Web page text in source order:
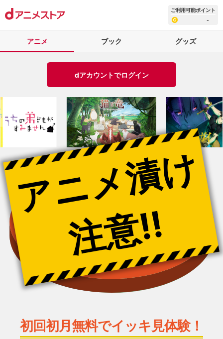
ご利用可能ポイント
-
アニメ ブック グッズ
dアカウントでログイン
アニメ漬け
注意!!
初回初月無料でイッキ見体験！